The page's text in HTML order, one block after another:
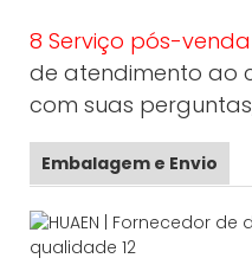
8 Serviço pós-venda
de atendimento ao
com suas
Embalagem e Envio